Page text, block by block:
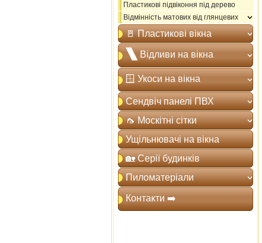
Пластикові підвіконня під дерево
Відмінність матових від глянцевих
🚪 Пластикові вікна
🙽 Відливи на вікна
🪟 Укоси на вікна
Сендвіч панелі ПВХ
🦟 Москітні сітки
Ущільнювачі на вікна
🏡 Серії будинків
Пиломатеріали
Контакти ➡️